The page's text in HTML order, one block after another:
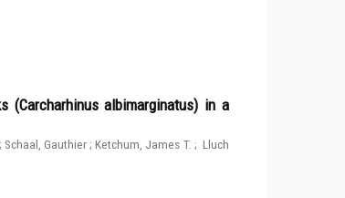
(Carcharhinus albimarginatus) in a
; Schaal, Gauthier;Ketchum, James T. ; Lluch